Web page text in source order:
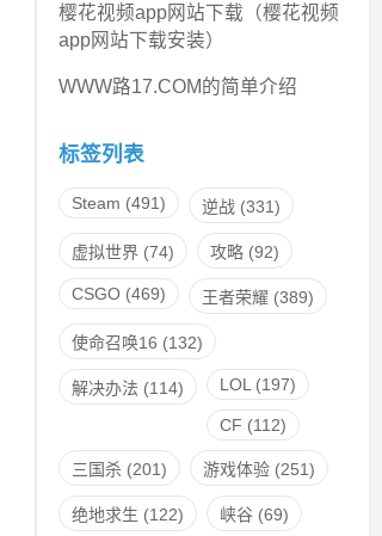
樱花视频app网站下载（樱花视频
app网站下载安装）
WWW路17.COM的简单介绍
标签列表
Steam (491) 逆战 (331)
虚拟世界 (74) 攻略 (92)
CSGO (469) 王者荣耀 (389)
使命召唤16 (132)
解决办法 (114) LOL (197)
CF (112)
三国杀 (201) 游戏体验 (251)
绝地求生 (122) 峡谷 (69)